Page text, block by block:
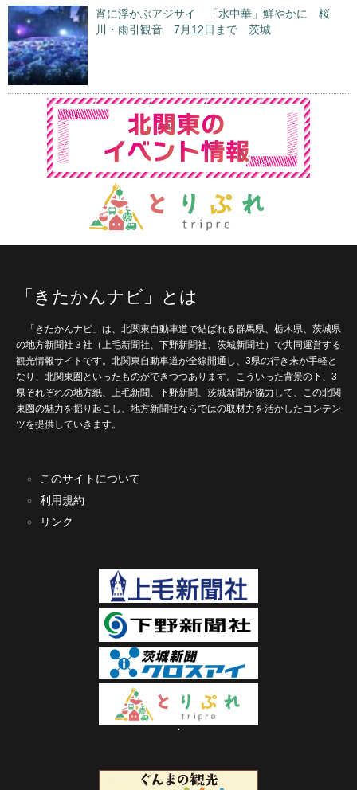
宵に浮かぶアジサイ 「水中華」鮮やかに 桜
川・雨引観音 7月12日まで 茨城
「きたかんナビ」とは
「きたかんナビ」は、北関東自動車道で結ばれる群馬県、栃木県、茨城県
の地方新聞社３社（上毛新聞社、下野新聞社、茨城新聞社）で共同運営する
観光情報サイトです。北関東自動車道が全線開通し、3県の行き来が手軽と
なり、北関東圏といったものができつつあります。こういった背景の下、3
県それぞれの地方紙、上毛新聞、下野新聞、茨城新聞が協力して、この北関
東圏の魅力を掘り起こし、地方新聞社ならではの取材力を活かしたコンテン
ツを提供していきます。
このサイトについて
利用規約
リンク